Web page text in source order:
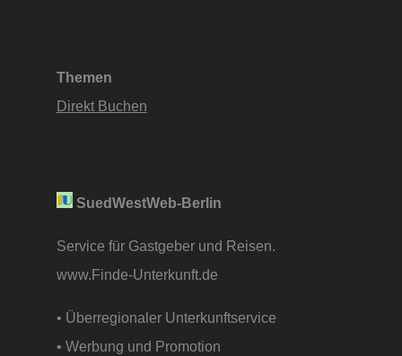
Themen
Direkt Buchen
SuedWestWeb-Berlin
Service für Gastgeber und Reisen.
www.Finde-Unterkunft.de
• Überregionaler Unterkunftservice
• Werbung und Promotion